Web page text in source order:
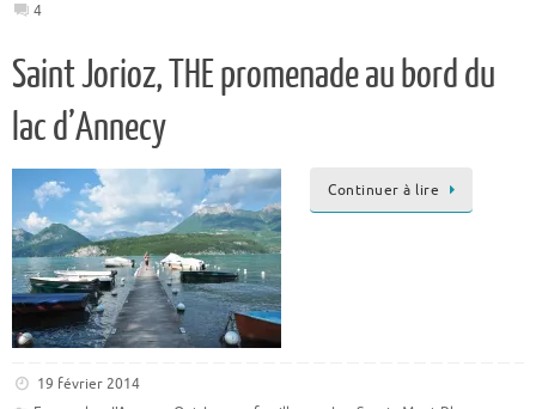
4
Saint Jorioz, THE promenade au bord du
lac d’Annecy
Continuer à lire
19 février 2014